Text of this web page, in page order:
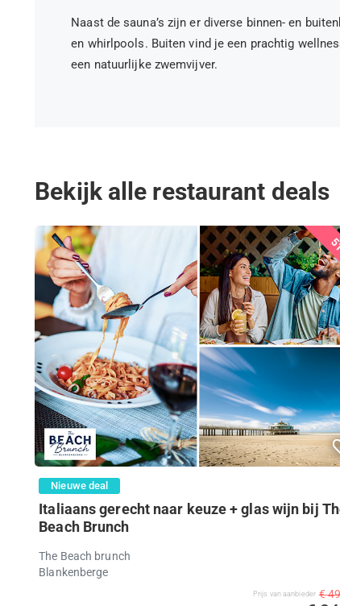
Naast de sauna’s zijn er diverse binnen- en
en whirlpools. Buiten vind je een prachtig
een natuurlijke zwemvijver.
Bekijk alle restaurant deals
Nieuwe deal
Italiaans gerecht naar keuze + glas wijn bij
Beach Brunch
The Beach brunch
Blankenberge
Prijs van aanbieder €